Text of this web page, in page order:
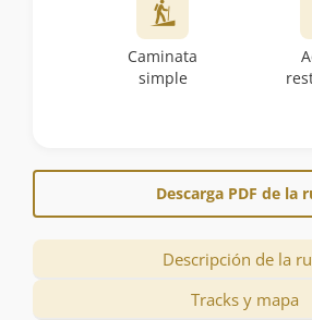
Caminata
simple
Descarga PDF de la
Descripción de la
Tracks y mapa